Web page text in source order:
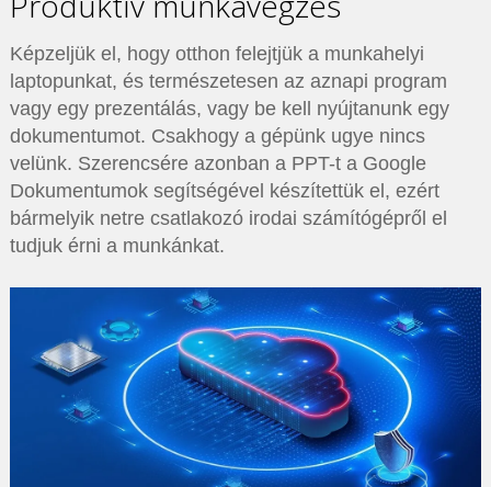
Képzeljük el, hogy otthon felejtjük a munkahelyi
laptopunkat, és természetesen az aznapi program
vagy egy prezentálás, vagy be kell nyújtanunk egy
dokumentumot. Csakhogy a gépünk ugye nincs
velünk. Szerencsére azonban a PPT-t a Google
Dokumentumok segítségével készítettük el, ezért
bármelyik netre csatlakozó irodai számítógépről el
tudjuk érni a munkánkat.